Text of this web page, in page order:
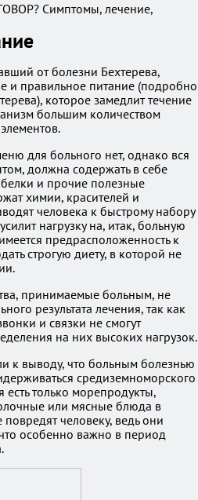
Симптомы, лечение,
от болезни Бехтерева,
и правильное питание (подробно
которое замедлит течение
большим количеством
для больного нет, однако вся
должна содержать в себе
и прочие полезные
химии, красителей и
человека к быстрому набору
нагрузку на, итак, больную
предрасположенность к
строгую диету, в которой не
принимаемые больным, не
результата лечения, так как
и связки не смогут
на них высоких нагрузок.
к выводу, что больным болезнью
средиземноморского
есть только морепродукты,
или мясные блюда в
человеку, ведь они
особенно важно в период